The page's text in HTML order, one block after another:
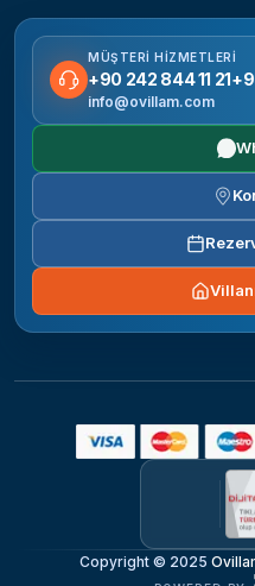
MÜŞTERI HIZMETLERI
+90 242 844 11 21
info@ovillam.com
Copyright © 2025